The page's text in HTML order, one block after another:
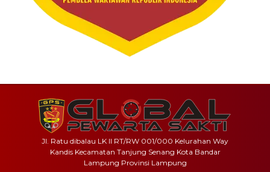
Jl. Ratu dibalau LK II RT/RW 001/000 Kelurahan Way
Kandis Kecamatan Tanjung Senang Kota Bandar
Lampung Provinsi Lampung